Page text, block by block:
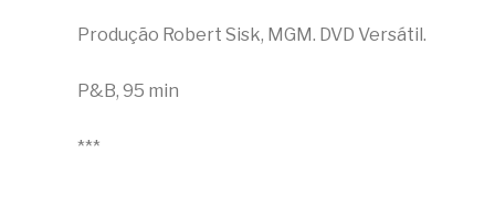
Produção Robert Sisk, MGM. DVD Versátil.
P&B, 95 min
***